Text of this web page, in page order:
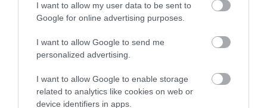
I want to allow my user data to be sent to
Google for online advertising purposes.
I want to allow Google to send me
personalized advertising.
I want to allow Google to enable storage
related to analytics like cookies on web or
device identifiers in apps.
with the food since the plate
was full apart from the first bite
she tasted. Terrible service
Utterly disappointed at our
As we are hoteliers we know
the minimum we can expect